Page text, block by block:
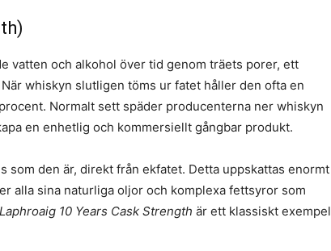
vatten och alkohol över tid genom träets porer, ett
whiskyn slutligen töms ur fatet håller den ofta en
Normalt sett späder producenterna ner whiskyn
en enhetlig och kommersiellt gångbar produkt.
som den är, direkt från ekfatet. Detta uppskattas enormt
alla sina naturliga oljor och komplexa fettsyror som
Laphroaig 10 Years Cask Strength är ett klassiskt exempel